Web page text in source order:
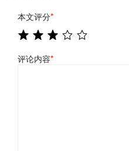
本文评分*
评论内容*